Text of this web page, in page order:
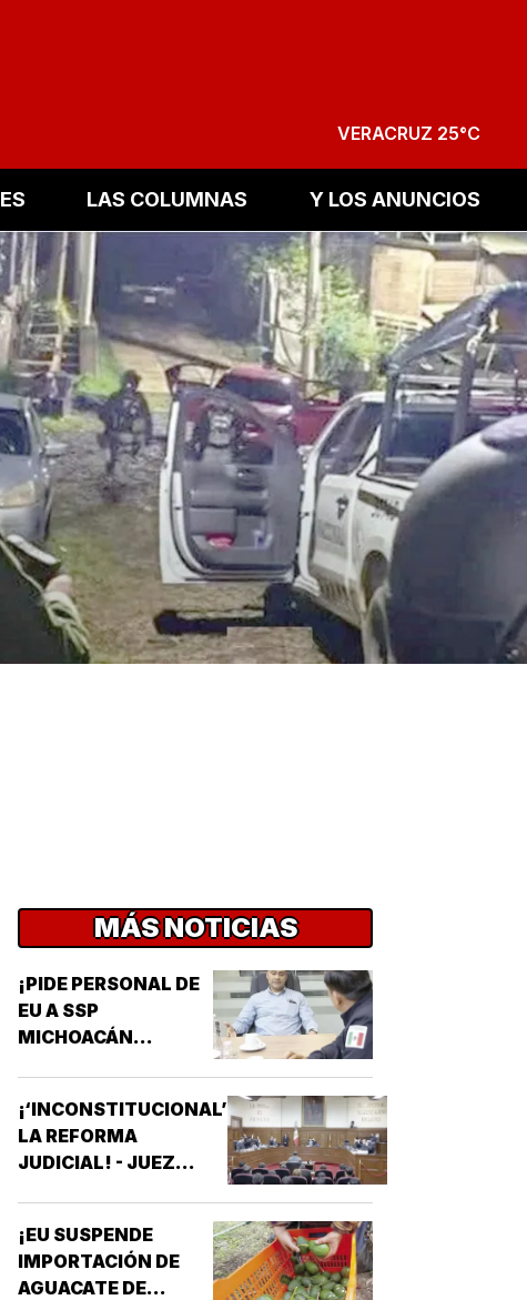
VERACRUZ 25°C
LAS COLUMNAS Y LOS ANUNCIOS
MÁS NOTICIAS
¡PIDE PERSONAL DE
EU A SSP
MICHOACÁN
¡‘INCONSTITUCIONAL’
LA REFORMA
JUDICIAL! - JUEZ
¡EU SUSPENDE
IMPORTACIÓN DE
AGUACATE DE